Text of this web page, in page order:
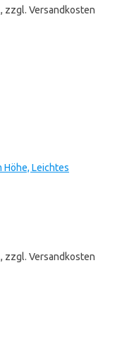
zzgl. Versandkosten
Höhe, Leichtes
zzgl. Versandkosten